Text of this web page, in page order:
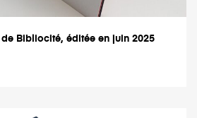
Bibliocité, éditée en juin 2025